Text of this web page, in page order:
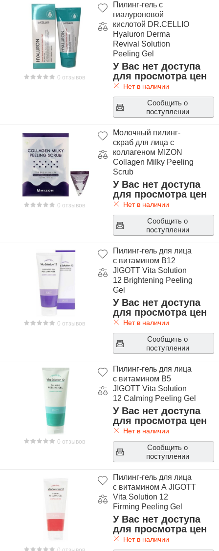
0 отзывов
Пилинг-гель с
гиалуроновой
кислотой DR.CELLIO
Hyaluron Derma
Revival Solution
Peeling Gel
У Вас нет доступа
для просмотра цен
Нет в наличии
Сообщить о
поступлении
0 отзывов
Молочный пилинг-
скраб для лица с
коллагеном MIZON
Collagen Milky Peeling
Scrub
У Вас нет доступа
для просмотра цен
Нет в наличии
Сообщить о
поступлении
0 отзывов
Пилинг-гель для лица
с витамином В12
JIGOTT Vita Solution
12 Brightening Peeling
Gel
У Вас нет доступа
для просмотра цен
Нет в наличии
Сообщить о
поступлении
0 отзывов
Пилинг-гель для лица
с витамином В5
JIGOTT Vita Solution
12 Calming Peeling Gel
У Вас нет доступа
для просмотра цен
Нет в наличии
Сообщить о
поступлении
Пилинг-гель для лица
с витамином А JIGOTT
Vita Solution 12
Firming Peeling Gel
У Вас нет доступа
для просмотра цен
Нет в наличии